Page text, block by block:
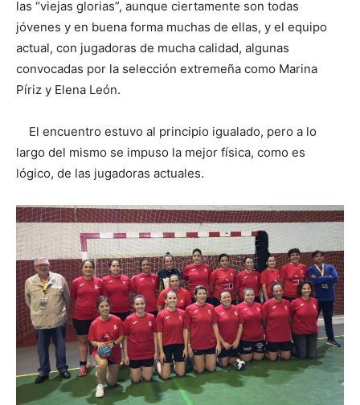
las “viejas glorias”, aunque ciertamente son todas
jóvenes y en buena forma muchas de ellas, y el equipo
actual, con jugadoras de mucha calidad, algunas
convocadas por la selección extremeña como Marina
Píriz y Elena León.
El encuentro estuvo al principio igualado, pero a lo
largo del mismo se impuso la mejor física, como es
lógico, de las jugadoras actuales.